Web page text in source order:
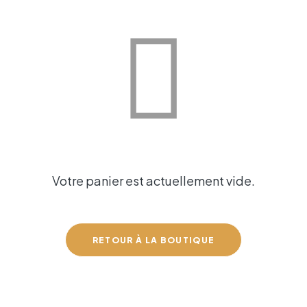
Votre panier est actuellement vide.
RETOUR À LA BOUTIQUE